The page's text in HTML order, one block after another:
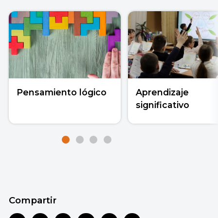
Pensamiento lógico
Aprendizaje
significativo
Compartir